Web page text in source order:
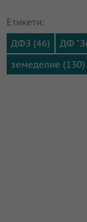
Етикети:
ДФЗ (46)
ДФ
земеделие (130)